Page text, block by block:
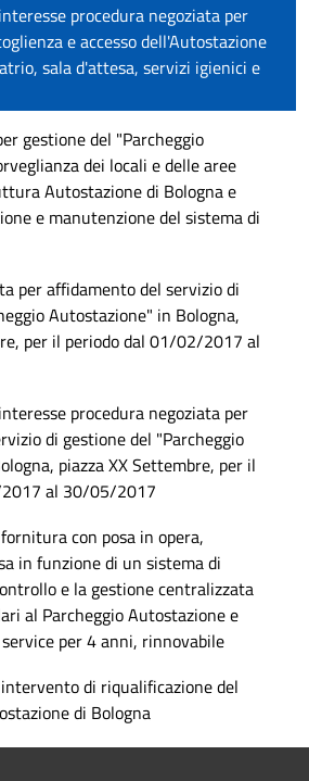
procedura negoziata per
e accesso dell'Autostazione
sala d'attesa, servizi igienici e
gestione del "Parcheggio
dei locali e delle aree
Autostazione di Bologna e
e manutenzione del sistema di
per affidamento del servizio di
Autostazione" in Bologna,
per il periodo dal 01/02/2017 al
procedura negoziata per
di gestione del "Parcheggio
piazza XX Settembre, per il
al 30/05/2017
con posa in opera,
in funzione di un sistema di
e la gestione centralizzata
al Parcheggio Autostazione e
per 4 anni, rinnovabile
di riqualificazione del
di Bologna